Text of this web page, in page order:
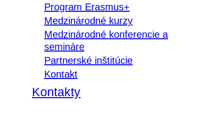
Program Erasmus+
Medzinárodné kurzy
Medzinárodné konferencie a
semináre
Partnerské inštitúcie
Kontakt
Kontakty